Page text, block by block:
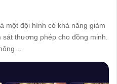
một đội hình có khả năng giảm
thương phép cho đồng minh.